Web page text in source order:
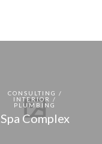
CONSULTING /
INTERIOR /
PLUMBING
Spa Complex